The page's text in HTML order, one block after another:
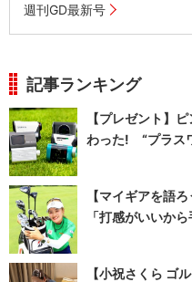
週刊GD最新号
記事ランキング
【プレゼント】
わった! “プラス
【マイギアを語
「打感がいいか
【小祝さくら